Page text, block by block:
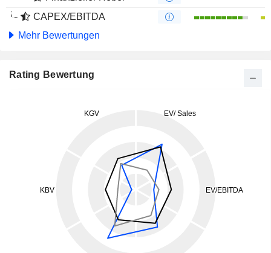
CAPEX/EBITDA
Mehr Bewertungen
Rating Bewertung